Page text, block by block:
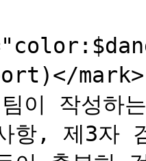
이 작성
항, 제3자